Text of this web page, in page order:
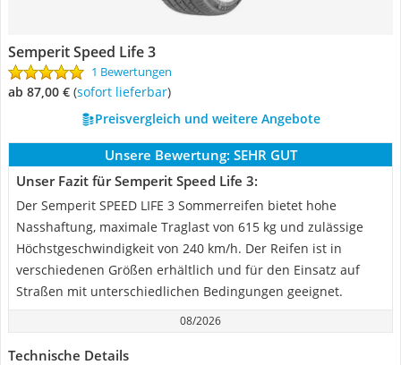
Semperit Speed Life 3
1 Bewertungen
ab 87,00 € ( Sofort lieferbar)
Preisvergleich und weitere Angebote
Unsere Bewertung: SEHR GUT
Unser Fazit für Semperit Speed Life 3:
Der Semperit SPEED LIFE 3 Sommerreifen bietet hohe
Nasshaftung, maximale Traglast von 615 kg und zulässige
Höchstgeschwindigkeit von 240 km/h. Der Reifen ist in
verschiedenen Größen erhältlich und für den Einsatz auf
Straßen mit unterschiedlichen Bedingungen geeignet.
08/2026
Technische Details